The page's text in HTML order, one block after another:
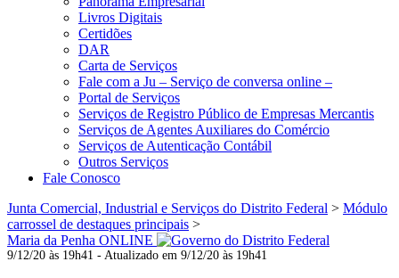
Livros Digitais
Certidões
DAR
Carta de Serviços
Fale com a Ju – Serviço de conversa online –
Portal de Serviços
Serviços de Registro Público de Empresas Mercantis
Serviços de Agentes Auxiliares do Comércio
Serviços de Autenticação Contábil
Outros Serviços
Fale Conosco
Junta Comercial, Industrial e Serviços do Distrito Federal > Módulo
carrossel de destaques principais >
Maria da Penha ONLINE
9/12/20 às 19h41 - Atualizado em 9/12/20 às 19h41